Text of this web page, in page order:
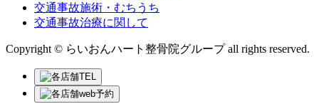
交通事故施術・むちうち
交通事故治療に関して
Copyright © らいおんハート整骨院グループ all rights reserved.